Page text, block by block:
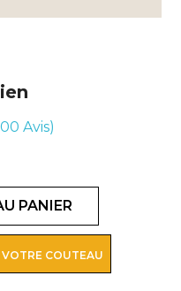
Avis)
PANIER
COUTEAU